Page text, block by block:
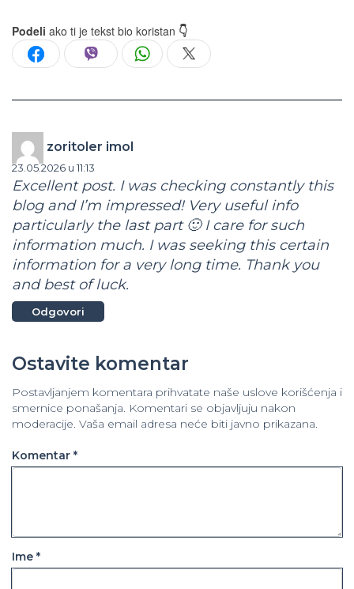
Podeli ako ti je tekst bio koristan 👇
zoritoler imol
23.05.2026 u 11:13
Excellent post. I was checking constantly this
blog and I’m impressed! Very useful info
particularly the last part 🙂 I care for such
information much. I was seeking this certain
information for a very long time. Thank you
and best of luck.
Odgovori
Ostavite komentar
Postavljanjem komentara prihvatate naše uslove korišćenja i
smernice ponašanja. Komentari se objavljuju nakon
moderacije. Vaša email adresa neće biti javno prikazana.
Komentar *
Ime *